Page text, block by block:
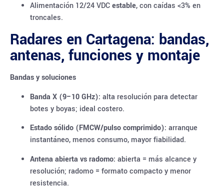
Alimentación 12/24 VDCestable, con caídas <3% en
troncales.
Radares en Cartagena: bandas,
antenas, funciones y montaje
Bandas y soluciones
Banda X (9–10 GHz): alta resolución para detectar
botes y boyas; ideal costero.
Estado sólido (FMCW/pulso comprimido): arranque
instantáneo, menos consumo, mayor fiabilidad.
Antena abierta vs radomo: abierta = más alcance y
resolución; radomo = formato compacto y menor
resistencia.